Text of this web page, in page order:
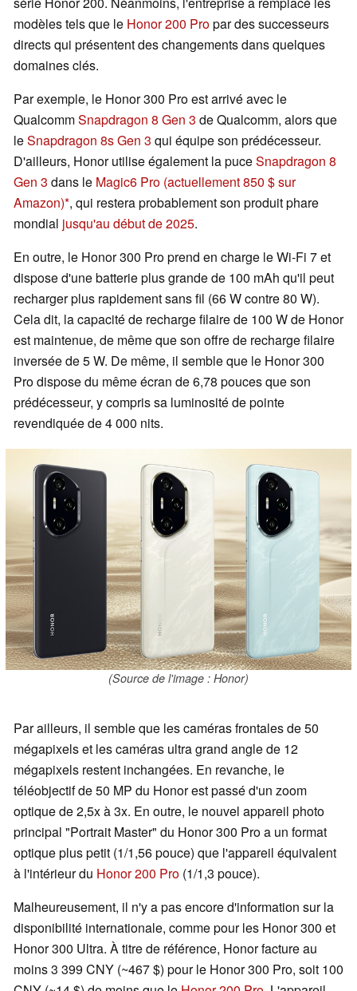
modèles tels que le Honor 200 Propar des successeurs
directs qui présentent des changements dans quelques
domaines clés.
Par exemple, le Honor 300 Pro est arrivé avec le
QualcommSnapdragon 8 Gen 3 de Qualcomm, alors que
leSnapdragon 8s Gen 3 qui équipe son prédécesseur.
D'ailleurs, Honor utilise également la puceSnapdragon 8
Gen 3 dans le Magic6 Pro (actuellement 850 $ sur
Amazon) , qui restera probablement son produit phare
mondial jusqu'au début de 2025.
En outre, le Honor 300 Pro prend en charge le Wi-Fi 7 et
dispose d'une batterie plus grande de 100 mAh qu'il peut
recharger plus rapidement sans fil (66 W contre 80 W).
Cela dit, la capacité de recharge filaire de 100 W de Honor
est maintenue, de même que son offre de recharge filaire
inversée de 5 W. De même, il semble que le Honor 300
Pro dispose du même écran de 6,78 pouces que son
prédécesseur, y compris sa luminosité de pointe
revendiquée de 4 000 nits.
(Source de l'image : Honor)
Par ailleurs, il semble que les caméras frontales de 50
mégapixels et les caméras ultra grand angle de 12
mégapixels restent inchangées. En revanche, le
téléobjectif de 50 MP du Honor est passé d'un zoom
optique de 2,5x à 3x. En outre, le nouvel appareil photo
principal "Portrait Master" du Honor 300 Pro a un format
optique plus petit (1/1,56 pouce) que l'appareil équivalent
à l'intérieur du Honor 200 Pro (1/1,3 pouce).
Malheureusement, il n'y a pas encore d'information sur la
disponibilité internationale, comme pour les Honor 300 et
Honor 300 Ultra. À titre de référence, Honor facture au
moins 3 399 CNY (~467 $) pour le Honor 300 Pro, soit 100